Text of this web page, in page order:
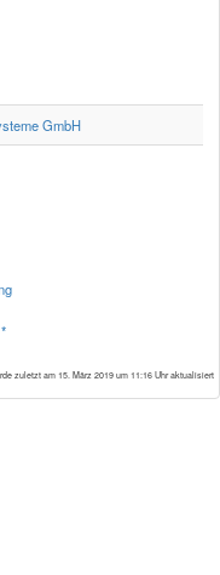
GmbH
zuletzt am 15. März 2019 um 11:16 Uhr aktualisiert